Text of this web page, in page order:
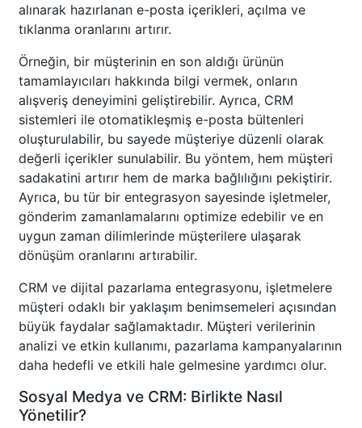
alınarak hazırlanan e-posta içerikleri, açılma ve
tıklanma oranlarını artırır.
Örneğin, bir müşterinin en son aldığı ürünün
tamamlayıcıları hakkında bilgi vermek, onların
alışveriş deneyimini geliştirebilir. Ayrıca, CRM
sistemleri ile otomatikleşmiş e-posta bültenleri
oluşturulabilir, bu sayede müşteriye düzenli olarak
değerli içerikler sunulabilir. Bu yöntem, hem müşteri
sadakatini artırır hem de marka bağlılığını pekiştirir.
Ayrıca, bu tür bir entegrasyon sayesinde işletmeler,
gönderim zamanlamalarını optimize edebilir ve en
uygun zaman dilimlerinde müşterilere ulaşarak
dönüşüm oranlarını artırabilir.
CRM ve dijital pazarlama entegrasyonu, işletmelere
müşteri odaklı bir yaklaşım benimsemeleri açısından
büyük faydalar sağlamaktadır. Müşteri verilerinin
analizi ve etkin kullanımı, pazarlama kampanyalarının
daha hedefli ve etkili hale gelmesine yardımcı olur.
Sosyal Medya ve CRM: Birlikte Nasıl
Yönetilir?